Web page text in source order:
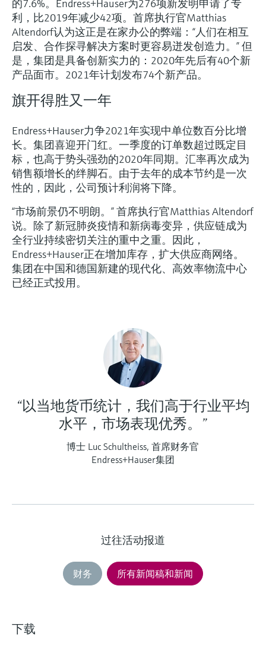
的7.6%。Endress+Hauser为276项新发明申请了专
利，比2019年减少42项。首席执行官Matthias
Altendorf认为这正是在家办公的弊端：“人们在相互
启发、合作探寻解决方案时更容易迸发创造力。” 但
是，集团是具备创新实力的：2020年先后有40个新
产品面市。2021年计划发布74个新产品。
旗开得胜又一年
Endress+Hauser力争2021年实现中单位数百分比增
长。集团喜迎开门红。一季度的订单数超过既定目
标，也高于势头强劲的2020年同期。汇率再次成为
销售额增长的绊脚石。由于去年的成本节约是一次
性的，因此，公司预计利润将下降。
“市场前景仍不明朗。” 首席执行官Matthias Altendorf
说。除了新冠肺炎疫情和新病毒变异，供应链成为
全行业持续密切关注的重中之重。因此，
Endress+Hauser正在增加库存，扩大供应商网络。
集团在中国和德国新建的现代化、高效率物流中心
已经正式投用。
“以当地货币统计，我们高于行业平均
水平，市场表现优秀。”
博士 Luc Schultheiss, 首席财务官
Endress+Hauser集团
过往活动报道
财务 所有新闻稿和新闻
下载